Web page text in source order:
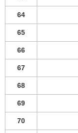
64
65
66
67
68
69
70